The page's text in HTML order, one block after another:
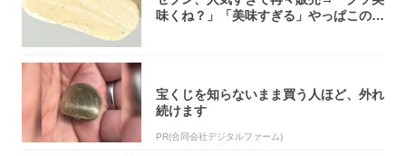
味くね？」「美味すぎる」やっぱこのク
宝くじを知らないまま買う人ほど、外れ
続けます
PR(合同会社デジタルファーム)